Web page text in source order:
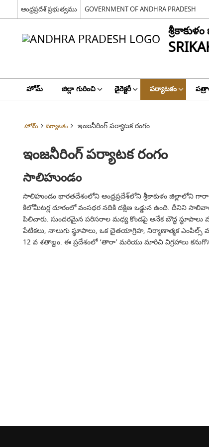
ఆంధ్రప్రదేశ్ ప్రభుత్వము GOVERNMENT OF ANDHRA PRADESH
హోమ్ జిల్లా గురించి డైరెక్టరీ పర్యాటకం
హోమ్ పర్యాటకం ఇంజనీరింగ్ పర్యాటక రంగం
ఇంజనీరింగ్ పర్యాటక రంగం
సాలిహుండం
సాలిహుండం భారతదేశంలోని ఆంధ్రప్రదేశ్‌లోని శ్రీకాకుళం జిల్లాలోని
కిలోమీటర్ల దూరంలో వంసధర నదికి దక్షిణ ఒడ్డున ఉంది. దీనిని
పిలిచారు. సుందరమైన పరిసరాల మధ్య కొండపై అనేక బౌద్ధ
పేటికలు, నాలుగు స్థూపాలు, ఒక చైతయాగ్రిహ, నిర్మాణాత్మక
12 వ శతాబ్దం. ఈ ప్రదేశంలో ‘తారా’ మరియు మారిచి విగ్రహాలు